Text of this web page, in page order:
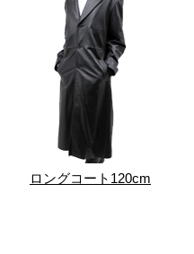
ロングコート120cm